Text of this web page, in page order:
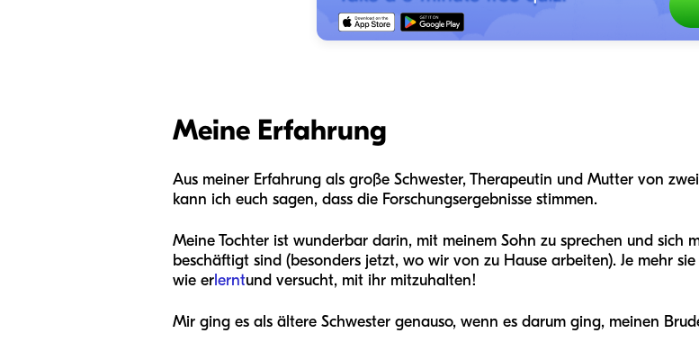
Meine Erfahrung
Aus meiner Erfahrung als große Schwester, Therapeutin und Mutter von
kann ich euch sagen, dass die Forschungsergebnisse stimmen.
Meine Tochter ist wunderbar darin, mit meinem Sohn zu sprechen und sich
beschäftigt sind (besonders jetzt, wo wir von zu Hause arbeiten). Je mehr
wie erlerntund versucht, mit ihr mitzuhalten!
Mir ging es als ältere Schwester genauso, wenn es darum ging, meinen